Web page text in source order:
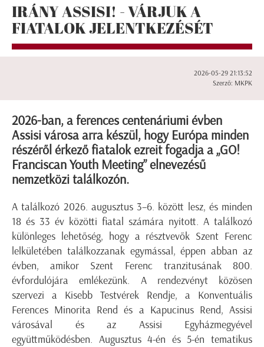
IRÁNY ASSISI! - VÁRJUK A
FIATALOK JELENTKEZÉSÉT
2026-05-29 21:13:52
Szerző: MKPK
2026-ban, a ferences centenáriumi évben
Assisi városa arra készül, hogy Európa minden
részéről érkező fiatalok ezreit fogadja a „GO!
Franciscan Youth Meeting” elnevezésű
nemzetközi találkozón.
A találkozó 2026. augusztus 3–6. között lesz, és minden
18 és 33 év közötti fiatal számára nyitott. A találkozó
különleges lehetőség, hogy a résztvevők Szent Ferenc
lelkületében találkozzanak egymással, éppen abban az
évben, amikor Szent Ferenc tranzitusának 800.
évfordulójára emlékezünk. A rendezvényt közösen
szervezi a Kisebb Testvérek Rendje, a Konventuális
Ferences Minorita Rend és a Kapucinus Rend, Assisi
városával és az Assisi Egyházmegyével
együttműködésben. Augusztus 4-én és 5-én tematikus